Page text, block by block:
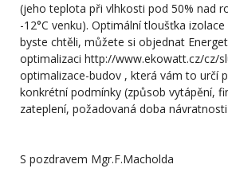
(jeho teplota při vlhkosti pod 50% nad
-12°C venku). Optimální tloušťka
byste chtěli, můžete si objednat
optimalizaci http://www.ekowatt.cz/cz/
optimalizace-budov , která vám to určí
konkrétní podmínky (způsob vytápění,
zateplení, požadovaná doba
S pozdravem Mgr.F.Macholda